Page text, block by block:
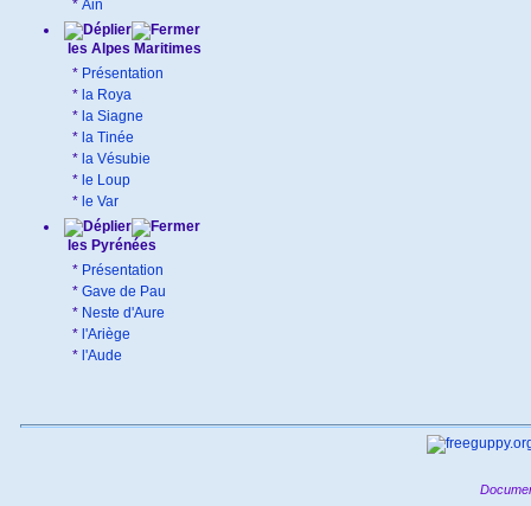
* Ain
les Alpes Maritimes
* Présentation
* la Roya
* la Siagne
* la Tinée
* la Vésubie
* le Loup
* le Var
les Pyrénées
* Présentation
* Gave de Pau
* Neste d'Aure
* l'Ariège
* l'Aude